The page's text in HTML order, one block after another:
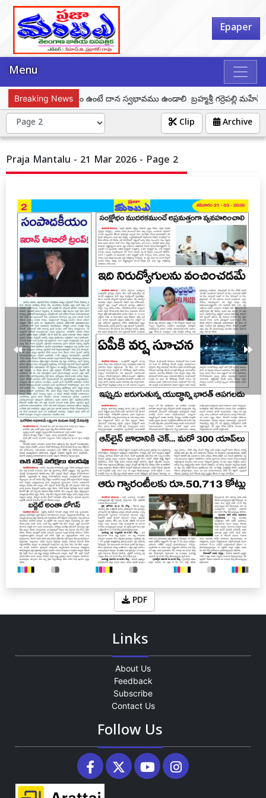
Epaper
Menu
Breaking Newsధనం ఉంటే దాన స్వభావము ఉండాలి బ్రహ్మశ్రీ గర్రెపల్లి మహేష్ శర్మ
Archive
Clip
Praja Mantalu - 21 Mar 2026 - Page 2
PDF
Links
About Us
Feedback
Subscribe
Contact Us
Follow Us